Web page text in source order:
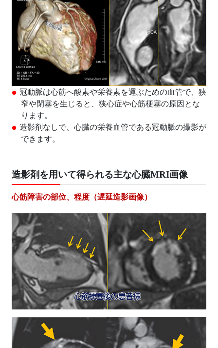
冠動脈は心筋へ酸素や栄養素を運ぶための血管で、狭
窄や閉塞を生じると、狭心症や心筋梗塞の原因とな
ります。
造影剤なしで、心臓の栄養血管である冠動脈の撮影が
できます。
造影剤を用いて得られる主な心臓MRI画像
心筋障害の部位、程度（遅延造影画像）